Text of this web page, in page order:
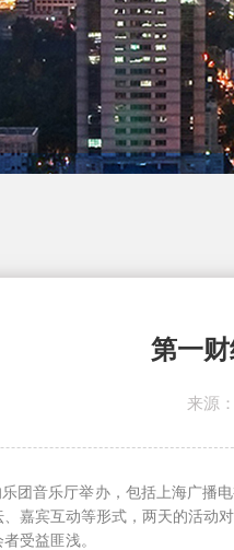
第一
来源
团音乐厅举办，包括上海广
嘉宾互动等形式，两天的活动
受益匪浅。